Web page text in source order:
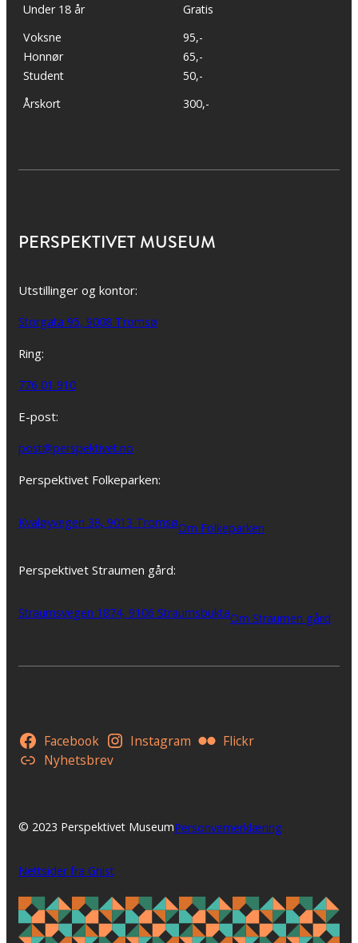
Under 18 år
Gratis
Voksne
Honnør
Student
95,-
65,-
50,-
Årskort
300,-
PERSPEKTIVET MUSEUM
Utstillinger og kontor:
Storgata 95, 9008 Tromsø
Ring:
776 01 910
E-post:
post@perspektivet.no
Perspektivet Folkeparken:
Kvaløyvegen 38, 9013 TromsøOm Folkeparken
Perspektivet Straumen gård:
Straumsvegen 1874, 9106 StraumsbuktaOm Straumen gård
Facebook Instagram
Flickr
Nyhetsbrev
© 2023 Perspektivet MuseumPersonvernerklæring
Nettsider fra Gnist